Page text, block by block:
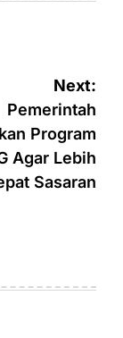
Next:
Pemerintah
Program
Agar Lebih
Sasaran